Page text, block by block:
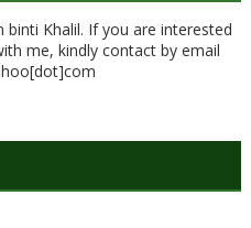
binti Khalil. If you are interested
me, kindly contact by email